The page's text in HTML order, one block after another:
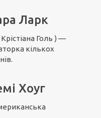
Ларк
Голь ) —
кількох
Хоуг